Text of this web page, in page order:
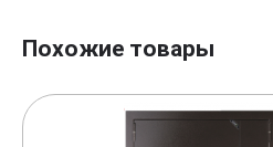
Похожие товары